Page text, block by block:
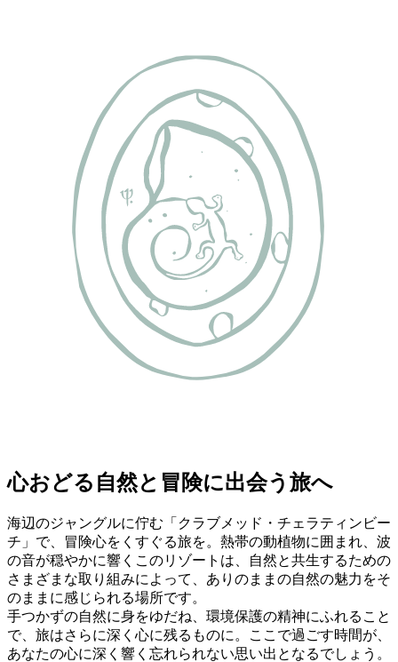
心おどる自然と冒険に出会う旅へ
海辺のジャングルに佇む「クラブメッド・チェラティンビー
チ」で、冒険心をくすぐる旅を。熱帯の動植物に囲まれ、波
の音が穏やかに響くこのリゾートは、自然と共生するための
さまざまな取り組みによって、ありのままの自然の魅力をそ
のままに感じられる場所です。
手つかずの自然に身をゆだね、環境保護の精神にふれること
で、旅はさらに深く心に残るものに。ここで過ごす時間が、
あなたの心に深く響く忘れられない思い出となるでしょう。